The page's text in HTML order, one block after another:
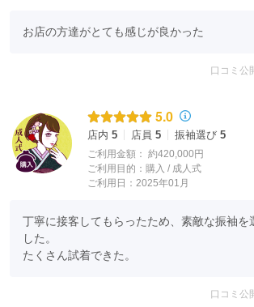
お店の方達がとても感じが良かった
口コミ公
5.0
店内 5 店員 5 振袖選び 5
ご利用金額： 約420,000円
ご利用目的： 購入 / 成人式
ご利用日：2025年01月
丁寧に接客してもらったため、素敵な振袖を
した。
たくさん試着できた。
口コミ公